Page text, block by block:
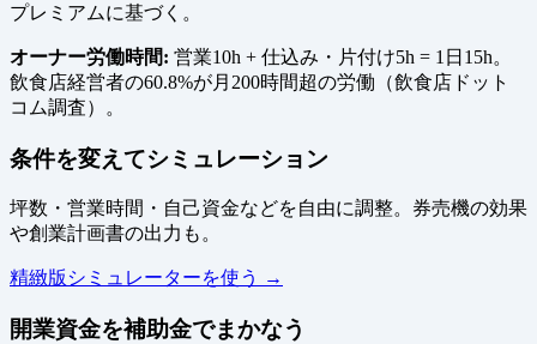
プレミアムに基づく。
オーナー労働時間: 営業10h + 仕込み・片付け5h = 1日15h。
飲食店経営者の60.8%が月200時間超の労働（飲食店ドット
コム調査）。
条件を変えてシミュレーション
坪数・営業時間・自己資金などを自由に調整。券売機の効果
や創業計画書の出力も。
精緻版シミュレーターを使う →
開業資金を補助金でまかなう